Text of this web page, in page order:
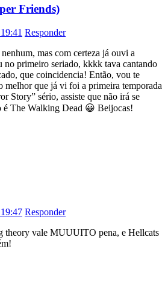
Friends)
Responder
mas com certeza já ouvi a
no primeiro seriado, kkkk tava cantando
que coincidencia! Então, vou te
melhor que já vi foi a primeira temporada
Story” sério, assiste que não irá se
é The Walking Dead 😀 Beijocas!
Responder
theory vale MUUUITO pena, e Hellcats